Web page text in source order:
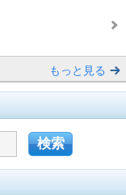
もっと見る